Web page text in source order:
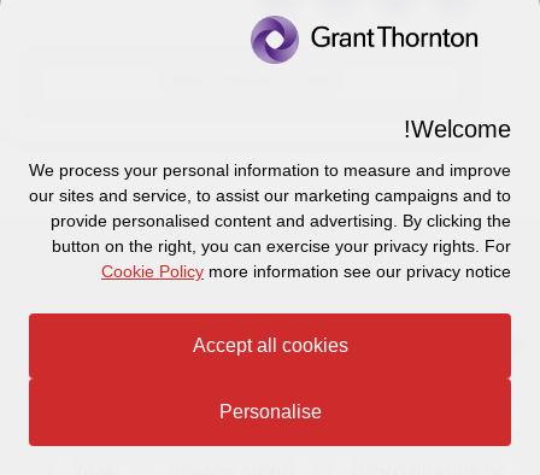
ביקורת וחשבונאות
Welcome!
We process your personal information to measure and improve
our sites and service, to assist our marketing campaigns and to
provide personalised content and advertising. By clicking the
button on the right, you can exercise your privacy rights. For
more information see our privacy notice
Cookie Policy
Accept all cookies
Personalise